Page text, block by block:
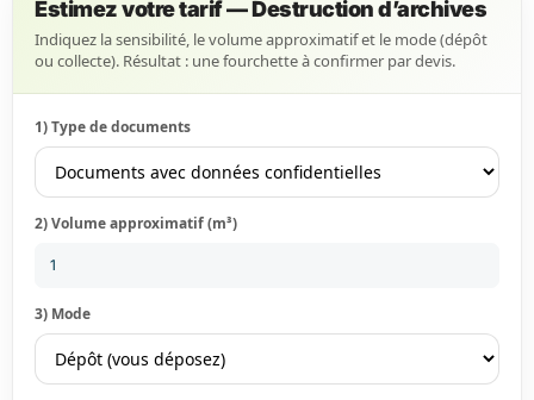
Estimez votre tarif — Destruction d’archives
Indiquez la sensibilité, le volume approximatif et le mode (dépôt
ou collecte). Résultat : une fourchette à confirmer par devis.
1) Type de documents
2) Volume approximatif (m³)
3) Mode